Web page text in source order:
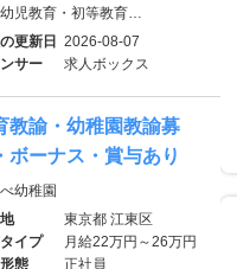
児教育・初等教育…
更新日 2026-08-07
サー
求人ボックス
教諭・幼稚園教諭募
ボーナス・賞与あり
幼稚園
東京都 江東区
イプ
月給22万円～26万円
態
正社員